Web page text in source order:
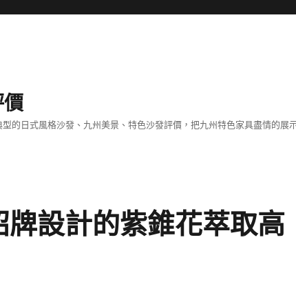
的日式風格沙發、九州美景、特色沙發評價，把九州特色家具盡情的展
牌設計的紫錐花萃取高